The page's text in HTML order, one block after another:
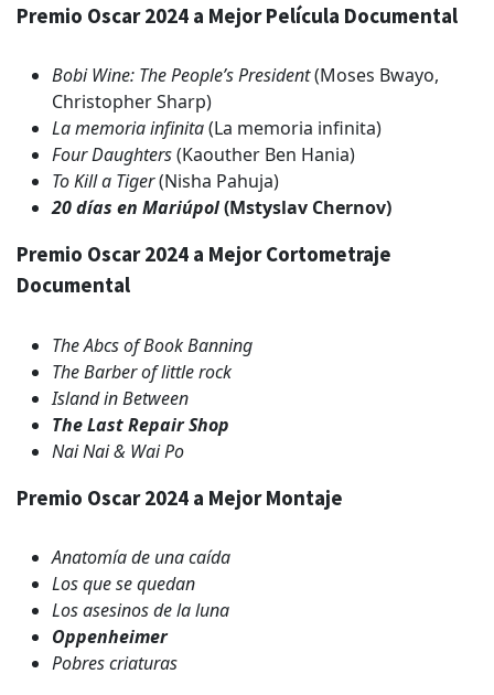
Premio Oscar 2024 a Mejor Película Documental
Bobi Wine: The People’s President(Moses Bwayo,
Christopher Sharp)
La memoria infinita(La memoria infinita)
Four Daughters(Kaouther Ben Hania)
To Kill a Tiger(Nisha Pahuja)
20 días en Mariúpol(Mstyslav Chernov)
Premio Oscar 2024 a Mejor Cortometraje
Documental
The Abcs of Book Banning
The Barber of little rock
Island in Between
The Last Repair Shop
Nai Nai & Wai Po
Premio Oscar 2024 a Mejor Montaje
Anatomía de una caída
Los que se quedan
Los asesinos de la luna
Oppenheimer
Pobres criaturas